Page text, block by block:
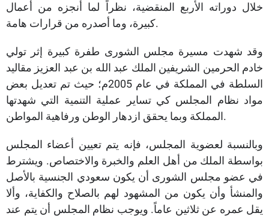
خلال دوراته الأربع المنقضية، نظراً لما أنجزه من أعمال
كبيرة، وما أصدره من قرارات هامة.
وقد شهدت مسيرة مجلس الشورى طفرة كبيرة إثر تولي
خادم الحرمين الشريفين الملك عبد الله بن عبد العزيز مقاليد
السلطة في المملكة في عام 2005م؛ حيث تم تعديل بعض
مواد نظام المجلس كي تساير عملية التنمية التي شهدتها
المملكة وبما يحقق ازدهار الوطن ورفاهية المواطن.
وبالنسبة لعضوية المجلس، فإنه يتم تعيين أعضاء المجلس
بواسطة الملك من أهل العلم والخبرة والاختصاص. ويشترط
في عضو مجلس الشورى أن يكون سعودي الجنسية بالأصل
والمنشأ وأن يكون من المشهود لهم بالصلاح والكفاية، وألا
يقل عمره عن ثلاثين عاماً. ويوجب نظام المجلس أن يتم عند